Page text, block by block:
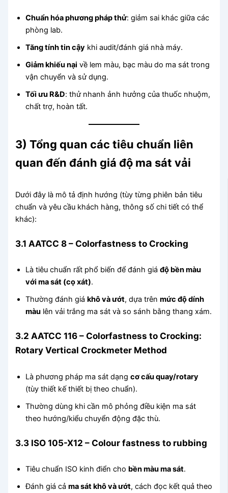
Chuẩn hóa phương pháp thử: giảm sai khác giữa các
phòng lab.
Tăng tính tin cậy khi audit/đánh giá nhà máy.
Giảm khiếu nại về lem màu, bạc màu do ma sát trong
vận chuyển và sử dụng.
Tối ưu R&D: thử nhanh ảnh hưởng của thuốc nhuộm,
chất trợ, hoàn tất.
3) Tổng quan các tiêu chuẩn liên
quan đến đánh giá độ ma sát vải
Dưới đây là mô tả định hướng (tùy từng phiên bản tiêu
chuẩn và yêu cầu khách hàng, thông số chi tiết có thể
khác):
3.1 AATCC 8 – Colorfastness to Crocking
Là tiêu chuẩn rất phổ biến để đánh giáđộ bền màu
với ma sát (cọ xát).
Thường đánh giákhô và ướt, dựa trênmức độ dính
màu lên vải trắng ma sát và so sánh bằng thang xám.
3.2 AATCC 116 – Colorfastness to Crocking:
Rotary Vertical Crockmeter Method
Là phương pháp ma sát dạngcơ cấu quay/rotary
(tùy thiết kế thiết bị theo chuẩn).
Thường dùng khi cần mô phỏng điều kiện ma sát
theo hướng/kiểu chuyển động đặc thù.
3.3 ISO 105-X12 – Colour fastness to rubbing
Tiêu chuẩn ISO kinh điển cho bền màu ma sát.
Đánh giá cảma sát khô và ướt, cách đọc kết quả theo